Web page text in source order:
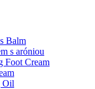
Balm
s aróniou
Foot Cream
Oil